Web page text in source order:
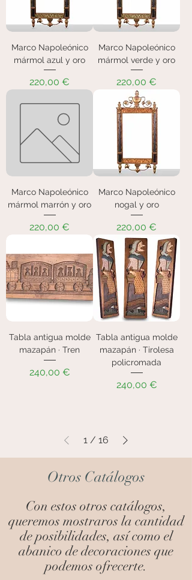
Marco Napoleónico
mármol azul y oro
Precio
220,00 €
Marco Napoleónico
mármol verde y oro
Precio
220,00 €
Marco Napoleónico
mármol marrón y oro
Precio
220,00 €
Marco Napoleónico
nogal y oro
Precio
220,00 €
Tabla antigua molde
mazapán · Tren
Precio
240,00 €
Tabla antigua molde
mazapán · Tirolesa
policromada
Precio
240,00 €
1 / 16
Otros Catálogos
Con estos otros catálogos,
queremos mostraros la cantidad
de posibilidades, así como el
abanico de decoraciones que
podemos ofrecerte.